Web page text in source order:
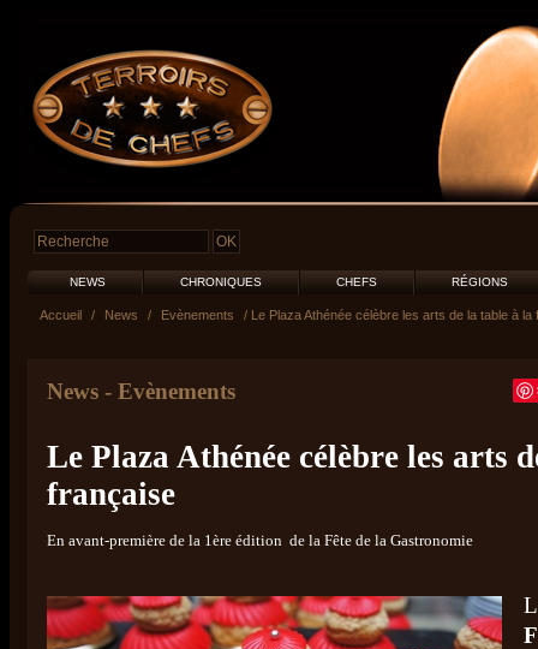
NEWS CHRONIQUES CHEFS RÉGIONS
Accueil / News / Evènements / Le Plaza Athénée célèbre les arts de la table à la
News - Evènements
Le Plaza Athénée célèbre les arts
française
En avant-première de la 1ère édition de la Fête de la Gastronomie